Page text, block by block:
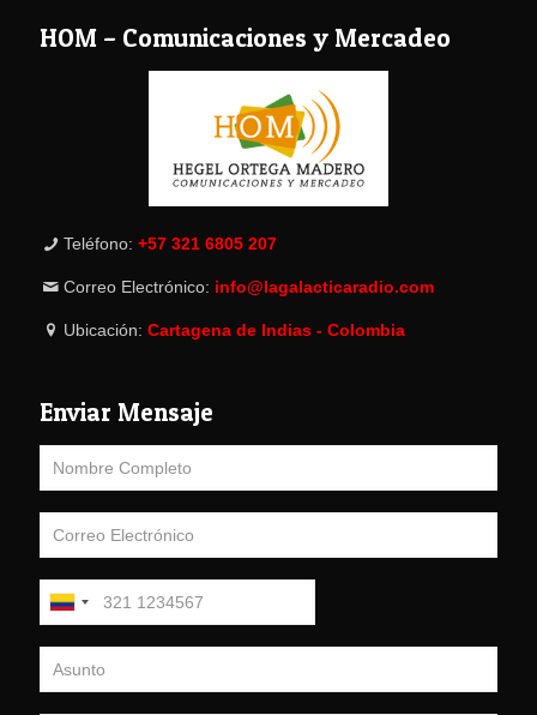
HOM – Comunicaciones y Mercadeo
Teléfono: +57 321 6805 207
Correo Electrónico: info@lagalacticaradio.com
Ubicación: Cartagena de Indias - Colombia
Enviar Mensaje